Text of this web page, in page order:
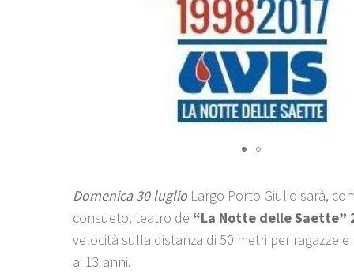
Domenica 30 luglio Largo Porto Giulio sarà,
consueto, teatro de “La Notte delle Saette”
velocità sulla distanza di 50 metri per ragazze e
ai 13 anni.